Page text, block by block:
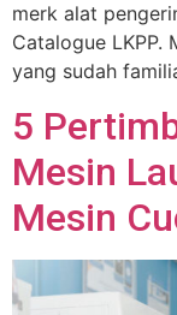
merk alat
Catalogue LKPP.
yang sudah
5
Mesin
Mesin